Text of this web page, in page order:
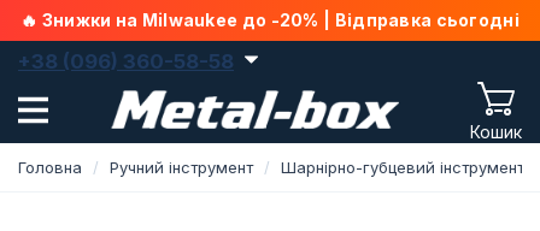
🔥 Знижки на Milwaukee до -20% | Відправка сьогодні
+38 (096) 360-58-58
Кошик
Головна Ручний інструмент Шарнірно-губцевий інструмент